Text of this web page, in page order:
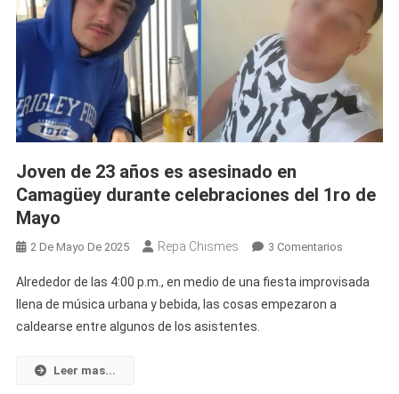
Tras
Agresión
Falsos
Policías
En
Pinar
Río
Joven de 23 años es asesinado en
Camagüey durante celebraciones del 1ro de
Mayo
2 De Mayo De 2025 Repa Chismes 3 ComentariosEn
De
Alrededor de las 4:00 p.m., en medio de una fiesta improvisada
llena de música urbana y bebida, las cosas empezaron a
caldearse entre algunos de los asistentes.
Leer mas...